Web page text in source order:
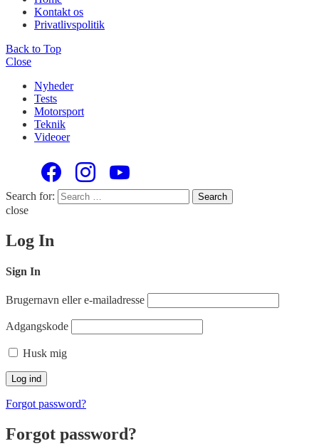
Kontakt os
Privatlivspolitik
Back to Top
Close
Nyheder
Tests
Motorsport
Teknik
Videoer
Search for: Search
close
Log In
Sign In
Brugernavn eller e-mailadresse
Adgangskode
Husk mig
Forgot password?
Forgot password?